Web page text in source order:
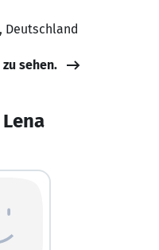
, Deutschland
sehen.